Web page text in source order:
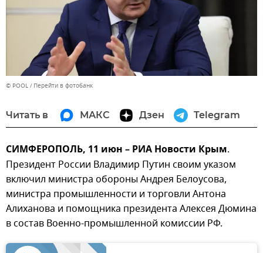
© POOL Перейти в фотобанк
Читать в МАКС Дзен Telegram
СИМФЕРОПОЛЬ, 11 июн – РИА Новости Крым.
Президент России Владимир Путин своим указом
включил министра обороны Андрея Белоусова,
министра промышленности и торговли Антона
Алиханова и помощника президента Алексея Дюмина
в состав Военно-промышленной комиссии РФ.